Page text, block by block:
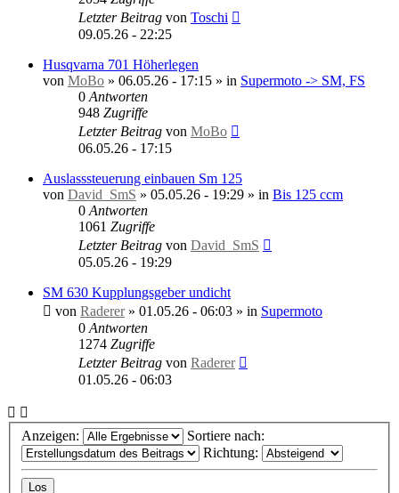
Letzter Beitrag von Toschi
09.05.26 - 22:25
Husqvarna 701 Höherlegen
von MoBo » 06.05.26 - 17:15 » in Supermoto -> SM, FS
0 Antworten
948 Zugriffe
Letzter Beitrag von MoBo
06.05.26 - 17:15
Auslasssteuerung einbauen Sm 125
von David_SmS » 05.05.26 - 19:29 » in Bis 125 ccm
0 Antworten
1061 Zugriffe
Letzter Beitrag von David_SmS
05.05.26 - 19:29
SM 630 Kupplungsgeber undicht
von Raderer» 01.05.26 - 06:03 » in Supermoto
0 Antworten
1274 Zugriffe
Letzter Beitrag von Raderer
01.05.26 - 06:03
Anzeigen:
Sortiere nach:
Richtung: